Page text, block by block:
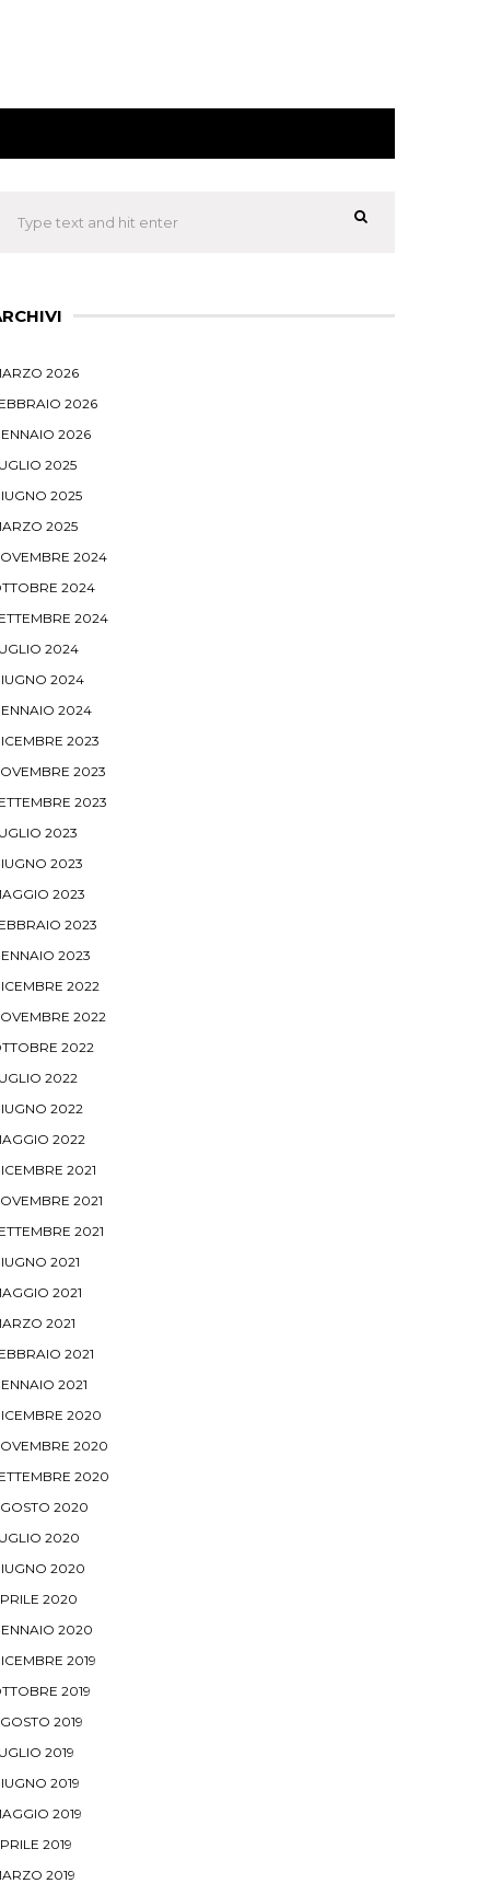
2026
2026
2026
2025
2025
2025
2024
2024
2024
2024
2024
2024
2023
2023
2023
2023
2023
2023
2023
2023
2022
2022
2022
2022
2022
2022
2021
2021
2021
2021
2021
2021
2021
2021
2020
2020
2020
2020
2020
2020
2020
2020
2019
2019
2019
2019
2019
2019
2019
2019